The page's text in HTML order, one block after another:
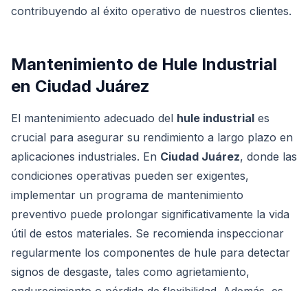
contribuyendo al éxito operativo de nuestros clientes.
Mantenimiento de Hule Industrial
en Ciudad Juárez
El mantenimiento adecuado del hule industrial es
crucial para asegurar su rendimiento a largo plazo en
aplicaciones industriales. En Ciudad Juárez, donde las
condiciones operativas pueden ser exigentes,
implementar un programa de mantenimiento
preventivo puede prolongar significativamente la vida
útil de estos materiales. Se recomienda inspeccionar
regularmente los componentes de hule para detectar
signos de desgaste, tales como agrietamiento,